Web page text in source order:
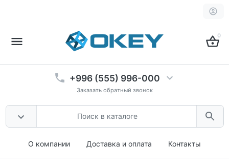
0
+996 (555) 996-000
Заказать обратный звонок
О компании Доставка и оплата Контакты